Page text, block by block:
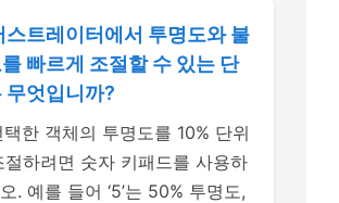
스트레이터에서 투명도와 불
빠르게 조절할 수 있는 단
무엇입니까?
한 객체의 투명도를 10% 단위
절하려면 숫자 키패드를 사용하
. 예를 들어 ‘5’는 50% 투명도,